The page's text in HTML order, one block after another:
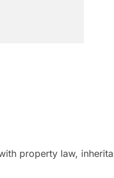
property law,